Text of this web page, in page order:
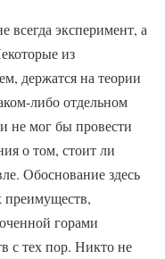
эксперимент, а
из
держатся на теории
либо отдельном
не мог бы провести
о том, стоит ли
Обоснование здесь
преимуществ,
горами
с тех пор. Никто не